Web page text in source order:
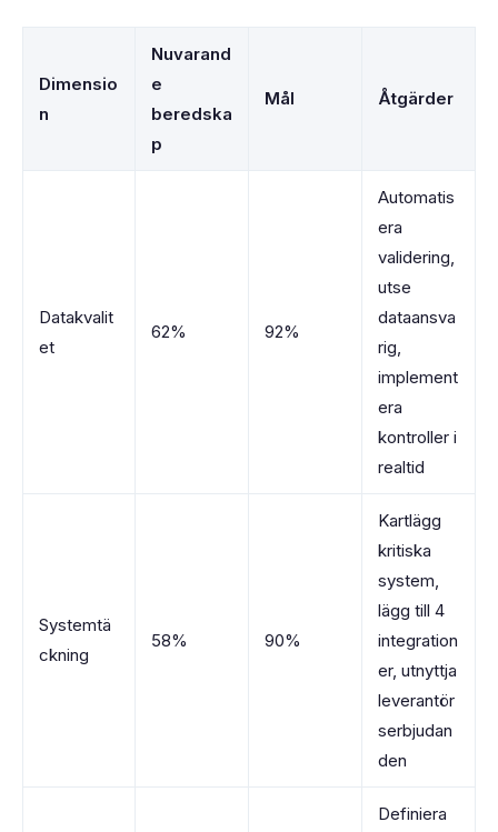
Dimensio
n
Nuvarand
e
beredska
p
Mål Åtgärder
Datakvalit
et
62% 92%
Automatis
era
validering,
utse
dataansva
rig,
implement
era
kontroller i
realtid
Systemtä
ckning
58% 90%
Kartlägg
kritiska
system,
lägg till 4
integration
er, utnyttja
leverantör
serbjudan
den
Definiera